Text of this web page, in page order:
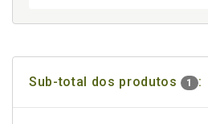
Sub-total dos produtos 1 :